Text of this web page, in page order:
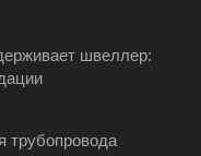
швеллер:
трубопровода